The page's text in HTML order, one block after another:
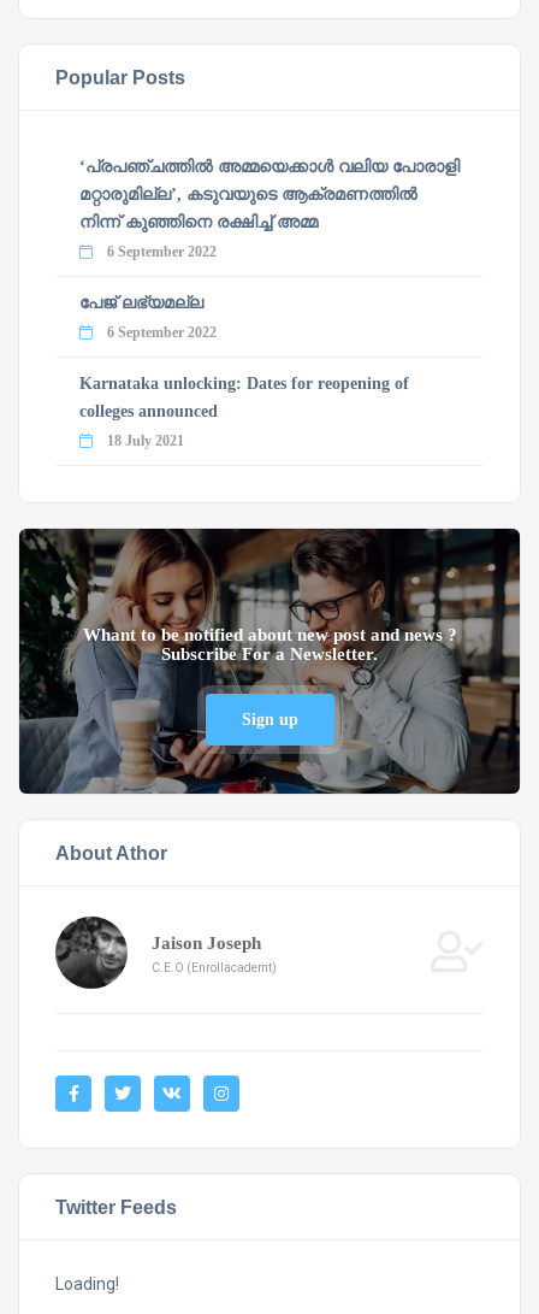
Popular Posts
‘പ്രപഞ്ചത്തില്‍ അമ്മയെക്കാള്‍ വലിയ പോരാളി
മറ്റാരുമില്ല’, കടുവയുടെ ആക്രമണത്തില്‍
നിന്ന് കുഞ്ഞിനെ രക്ഷിച്ച് അമ്മ
6 September 2022
പേജ് ലഭ്യമല്ല
6 September 2022
Karnataka unlocking: Dates for reopening of
colleges announced
18 July 2021
Whant to be notified about new post and news ?
Subscribe For a Newsletter.
Sign up
About Athor
Jaison Joseph
C.E.O (Enrollacademt)
Twitter Feeds
Loading!